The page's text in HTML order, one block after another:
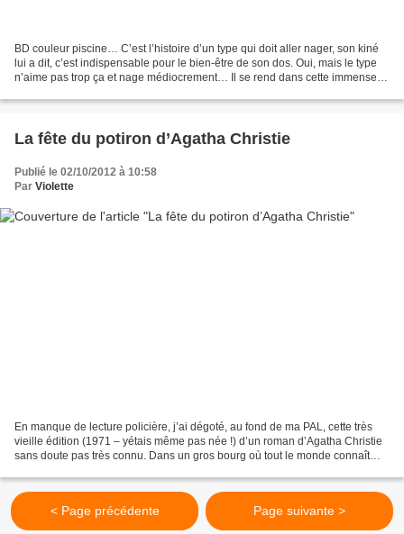
BD couleur piscine… C’est l’histoire d’un type qui doit aller nager, son kiné
lui a dit, c’est indispensable pour le bien-être de son dos. Oui, mais le type
n’aime pas trop ça et nage médiocrement… Il se rend dans cette immense
La fête du potiron d’Agatha Christie
Publié le 02/10/2012 à 10:58
Par Violette
En manque de lecture policière, j’ai dégoté, au fond de ma PAL, cette très
vieille édition (1971 – yétais même pas née !) d’un roman d’Agatha Christie
sans doute pas très connu. Dans un gros bourg où tout le monde connaît
< Page précédente Page suivante >